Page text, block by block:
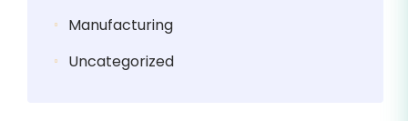
Manufacturing
Uncategorized